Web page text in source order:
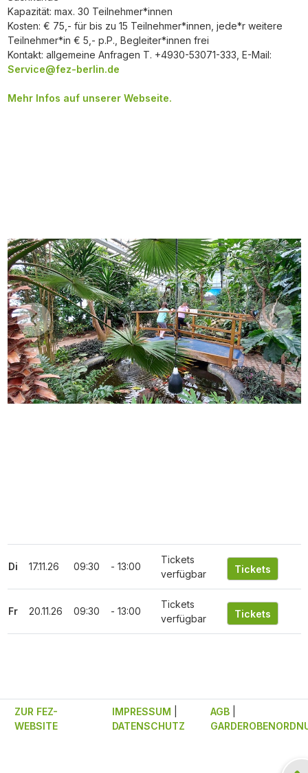
Kapazität: max. 30 Teilnehmer*innen
Kosten: € 75,- für bis zu 15 Teilnehmer*innen, jede*r weitere
Teilnehmer*in € 5,- p.P., Begleiter*innen frei
Kontakt: allgemeine Anfragen T. +4930-53071-333, E-Mail:
Service@fez-berlin.de
Mehr Infos auf unserer Webseite.
Di 17.11.26 09:30 - 13:00
Tickets
verfügbar
Fr 20.11.26 09:30 - 13:00
Tickets
verfügbar
ZUR FEZ-
WEBSITE
IMPRESSUM
DATENSCHUTZ
AGB|